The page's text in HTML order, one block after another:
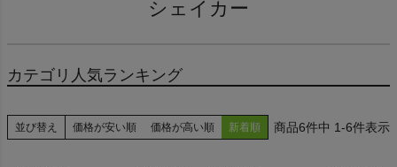
シェイカー
カテゴリ人気ランキング
並び替え 価格が安い順 価格が高い順 新着順 6件中 1-6件表示